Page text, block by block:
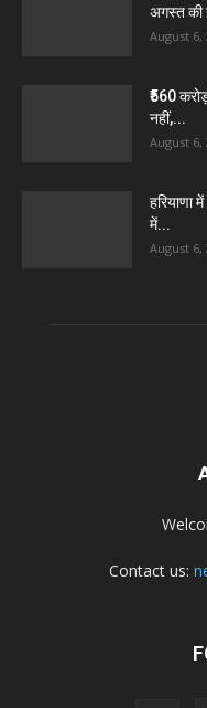
अगस्त की
August 6,
₹560
नहीं,...
August 6,
हरियाणा
में...
August 6,
Contact us: